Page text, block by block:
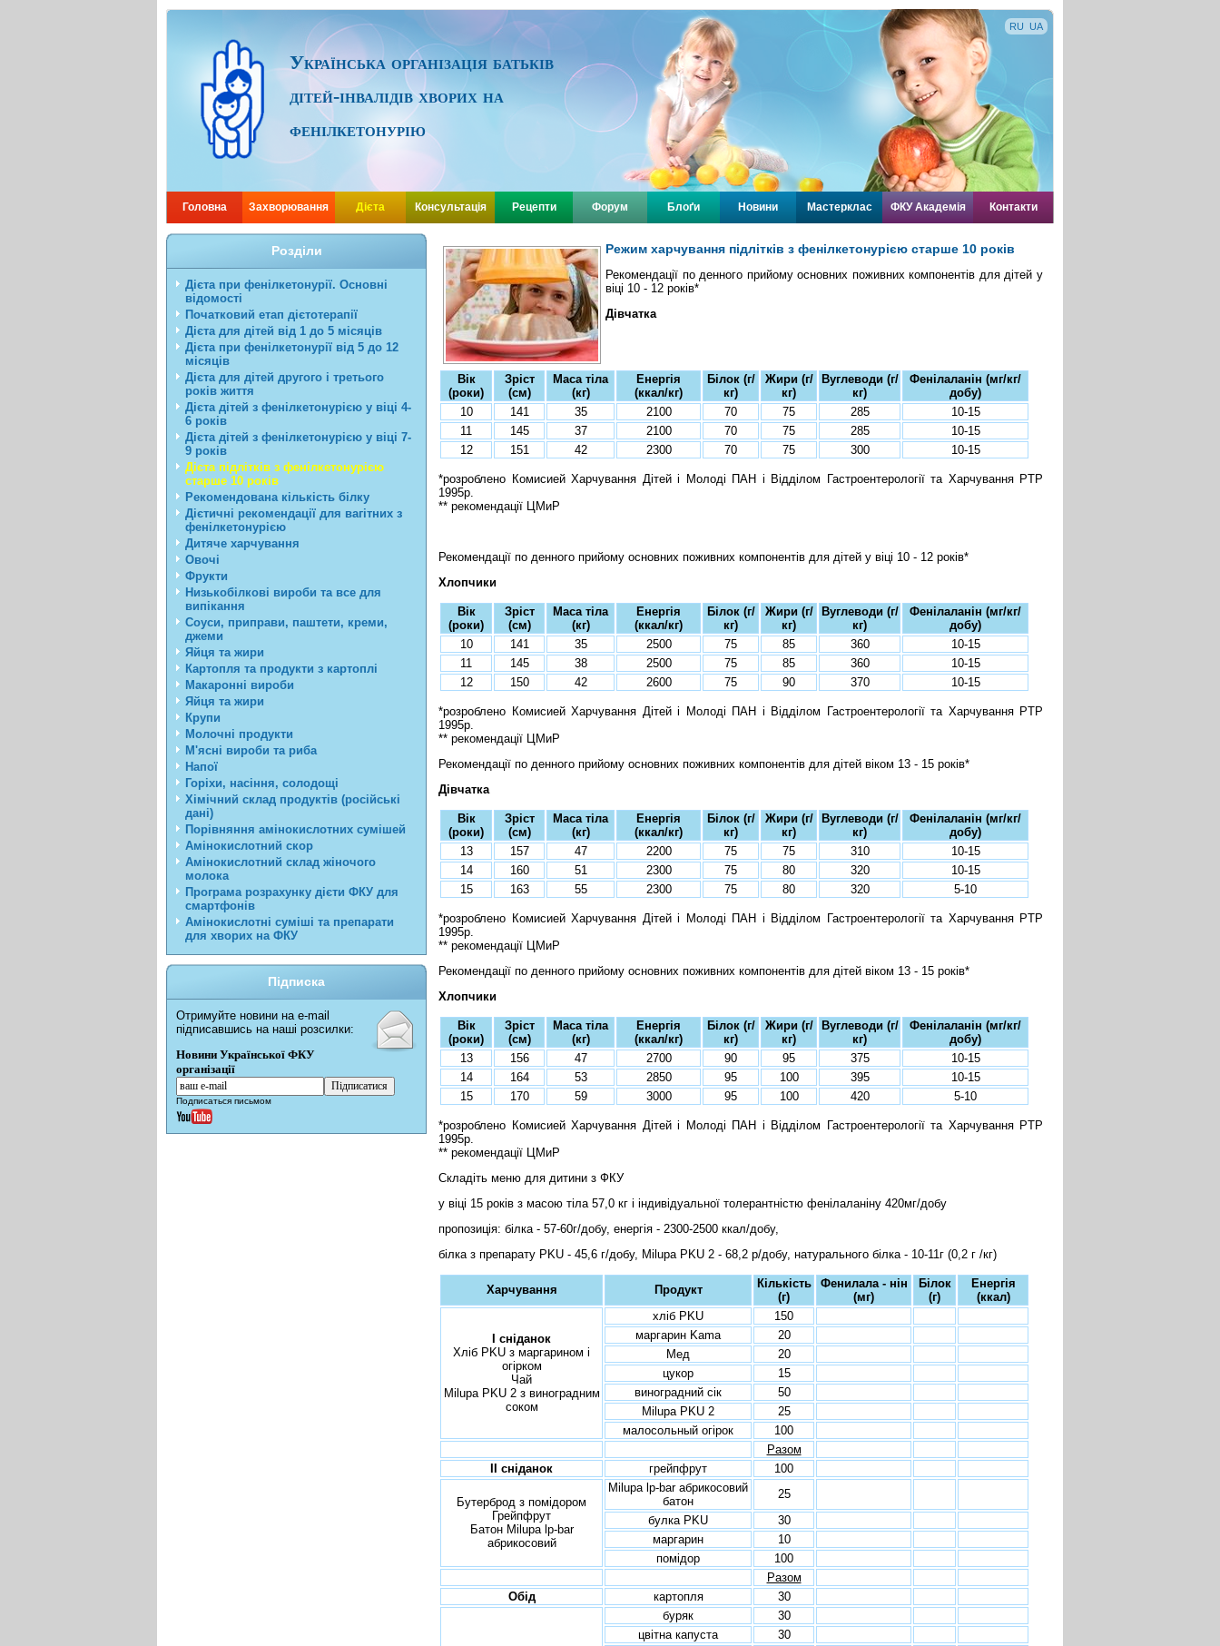
RU UA
Українська організація батьків
дітей-інвалідів хворих на
фенілкетонурію
Головна Захворювання Дієта Консультація Рецепти Форум Блоґи Новини Мастерклас ФКУ Академія Контакти
Розділи
Дієта при фенілкетонурії. Основні
відомості
Початковий етап дієтотерапії
Дієта для дітей від 1 до 5 місяців
Дієта при фенілкетонурії від 5 до 12
місяців
Дієта для дітей другого і третього
років життя
Дієта дітей з фенілкетонурією у віці 4-
6 років
Дієта дітей з фенілкетонурією у віці 7-
9 років
Дієта підлітків з фенілкетонурією
старше 10 років
Рекомендована кількість білку
Дієтичні рекомендації для вагітних з
фенілкетонурією
Дитяче харчування
Овочі
Фрукти
Низькобілкові вироби та все для
випікання
Соуси, приправи, паштети, креми,
джеми
Яйця та жири
Картопля та продукти з картоплі
Макаронні вироби
Яйця та жири
Крупи
Молочні продукти
М'ясні вироби та риба
Напої
Горіхи, насіння, солодощі
Хімічний склад продуктів (російські
дані)
Порівняння амінокислотних сумішей
Амінокислотний скор
Амінокислотний склад жіночого
молока
Програма розрахунку дієти ФКУ для
смартфонів
Амінокислотні суміші та препарати
для хворих на ФКУ
Підписка
Отримуйте новини на e-mail
підписавшись на наші розсилки:
Новини Української ФКУ
організації
Подписаться письмом
Режим харчування підлітків з фенілкетонурією старше 10 років
Рекомендації по денного прийому основних поживних компонентів для дітей у
віці 10 - 12 років*
Дівчатка
Вік
(роки)
Зріст
(см)
Маса тіла
(кг)
Енергія
(ккал/кг)
Білок (г/
кг)
Жири (г/
кг)
Вуглеводи (г/
кг)
Фенілаланін (мг/кг/
добу)
10
141 35 2100 70 75 285
10-15
11
145 37 2100 70 75 285
10-15
12
151 42 2300 70 75 300 10-15
*розроблено Комисией Харчування Дітей і Молоді ПАН і Відділом Гастроентерології та Харчування PTP
1995р.
** рекомендації ЦМиР
Рекомендації по денного прийому основних поживних компонентів для дітей у віці 10 - 12 років*
Хлопчики
Вік
(роки)
Зріст
(см)
Маса тіла
(кг)
Енергія
(ккал/кг)
Білок (г/
кг)
Жири (г/
кг)
Вуглеводи (г/
кг)
Фенілаланін (мг/кг/
добу)
10
141 35 2500 75 85 360
10-15
11
145 38 2500 75 85 360
10-15
12
150 42 2600 75 90 370 10-15
*розроблено Комисией Харчування Дітей і Молоді ПАН і Відділом Гастроентерології та Харчування PTP
1995р.
** рекомендації ЦМиР
Рекомендації по денного прийому основних поживних компонентів для дітей віком 13 - 15 років*
Дівчатка
Вік
(роки)
Зріст
(см)
Маса тіла
(кг)
Енергія
(ккал/кг)
Білок (г/
кг)
Жири (г/
кг)
Вуглеводи (г/
кг)
Фенілаланін (мг/кг/
добу)
13
157 47 2200 75 75 310
10-15
14
160 51 2300 75 80 320
10-15
15
163 55 2300 75 80 320 5-10
*розроблено Комисией Харчування Дітей і Молоді ПАН і Відділом Гастроентерології та Харчування PTP
1995р.
** рекомендації ЦМиР
Рекомендації по денного прийому основних поживних компонентів для дітей віком 13 - 15 років*
Хлопчики
Вік
(роки)
Зріст
(см)
Маса тіла
(кг)
Енергія
(ккал/кг)
Білок (г/
кг)
Жири (г/
кг)
Вуглеводи (г/
кг)
Фенілаланін (мг/кг/
добу)
13
156 47 2700 90 95 375
10-15
14
164 53 2850 95 100 395
10-15
15
170 59 3000 95 100 420 5-10
*розроблено Комисией Харчування Дітей і Молоді ПАН і Відділом Гастроентерології та Харчування PTP
1995р.
** рекомендації ЦМиР
Складіть меню для дитини з ФКУ
у віці 15 років з масою тіла 57,0 кг і індивідуальної толерантністю фенілаланіну 420мг/добу
пропозиція: білка - 57-60г/добу, енергія - 2300-2500 ккал/добу,
білка з препарату PKU - 45,6 г/добу, Milupa PKU 2 - 68,2 р/добу, натурального білка - 10-11г (0,2 г /кг)
Харчування Продукт
Кількість
(г)
Фенилала - нін
(мг)
Білок
(г)
Енергія
(ккал)
I сніданок
Хліб PKU з маргарином і
огірком
Чай
Milupa PKU 2 з виноградним
соком
хліб PKU
150
маргарин Kama
20
Мед
20
цукор
15
виноградний сік
50
Milupa PKU 2
25
малосольный огірок
100
Разом
II сніданок
грейпфрут 100
Бутерброд з помідором
Грейпфрут
Батон Milupa lp-bar
абрикосовий
Milupa lp-bar абрикосовий
батон
25
булка PKU
30
маргарин
10
помідор
100
Разом
Обід
картопля 30
буряк
30
цвітна капуста
30